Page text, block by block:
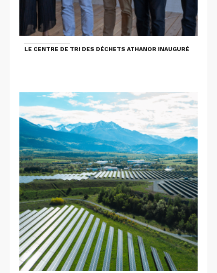
LE CENTRE DE TRI DES DÉCHETS ATHANOR INAUGURÉ